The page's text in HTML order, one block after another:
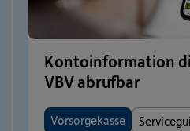
Kontoinformation
VBV abrufbar
Vorsorgekasse